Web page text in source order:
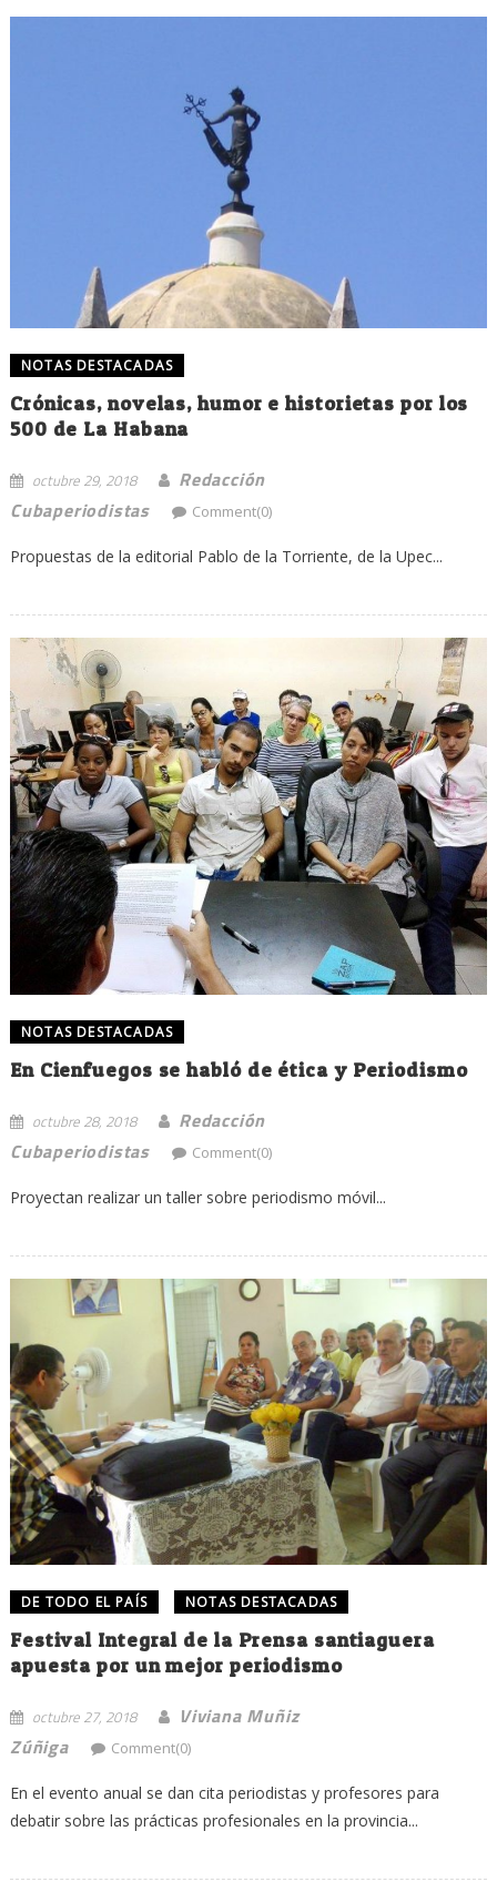
NOTAS DESTACADAS
Crónicas, novelas, humor e historietas por los
500 de La Habana
octubre 29, 2018
Redacción
Cubaperiodistas
Comment(0)
Propuestas de la editorial Pablo de la Torriente, de la Upec...
NOTAS DESTACADAS
En Cienfuegos se habló de ética y Periodismo
octubre 28, 2018
Redacción
Cubaperiodistas
Comment(0)
Proyectan realizar un taller sobre periodismo móvil...
DE TODO EL PAÍS NOTAS DESTACADAS
Festival Integral de la Prensa santiaguera
apuesta por un mejor periodismo
octubre 27, 2018
Viviana Muñiz
Zúñiga
Comment(0)
En el evento anual se dan cita periodistas y profesores para
debatir sobre las prácticas profesionales en la provincia...